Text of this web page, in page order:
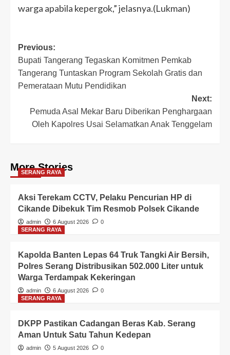
warga apabila kepergok,” jelasnya.(Lukman)
Post
navigation
Previous:
Bupati Tangerang Tegaskan Komitmen Pemkab
Tangerang Tuntaskan Program Sekolah Gratis dan
Pemerataan Mutu Pendidikan
Next:
Pemuda Asal Mekar Baru Diberikan Penghargaan
Oleh Kapolres Usai Selamatkan Anak Tenggelam
More Stories
SERANG RAYA
Aksi Terekam CCTV, Pelaku Pencurian HP di
Cikande Dibekuk Tim Resmob Polsek Cikande
admin 6 August 2026
0
SERANG RAYA
Kapolda Banten Lepas 64 Truk Tangki Air Bersih,
Polres Serang Distribusikan 502.000 Liter untuk
Warga Terdampak Kekeringan
admin 6 August 2026
0
SERANG RAYA
DKPP Pastikan Cadangan Beras Kab. Serang
Aman Untuk Satu Tahun Kedepan
admin 5 August 2026 0